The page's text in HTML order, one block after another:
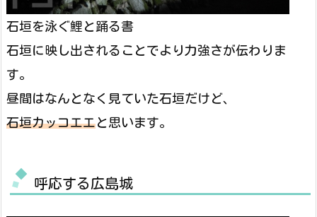
石垣を泳ぐ鯉と踊る書
石垣に映し出されることでより力強さが伝わりま
す。
昼間はなんとなく見ていた石垣だけど、
石垣カッコエエと思います。
呼応する広島城